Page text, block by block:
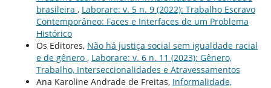
brasileira , Laborare: v. 5 n. 9 (2022): Trabalho Escravo
Contemporâneo: Faces e Interfaces de um Problema
Histórico
Os Editores, Não há justiça social sem igualdade racial
e de gênero , Laborare: v. 6 n. 11 (2023): Gênero,
Trabalho, Interseccionalidades e Atravessamentos
Ana Karoline Andrade de Freitas, Informalidade,